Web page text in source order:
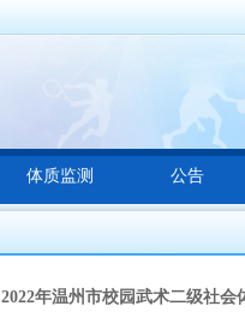
体质监测 公告
2022年温州市校园武术二级社